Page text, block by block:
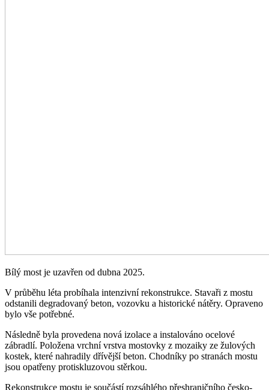
Bílý most je uzavřen od dubna 2025.
V průběhu léta probíhala intenzivní rekonstrukce. Stavaři z mostu
odstanili degradovaný beton, vozovku a historické nátěry. Opraveno
bylo vše potřebné.
Následně byla provedena nová izolace a instalováno ocelové
zábradlí. Položena vrchní vrstva mostovky z mozaiky ze žulových
kostek, které nahradily dřívější beton. Chodníky po stranách mostu
jsou opatřeny protiskluzovou stěrkou.
Rekonstrukce mostu je součástí rozsáhlého přeshraničního česko-